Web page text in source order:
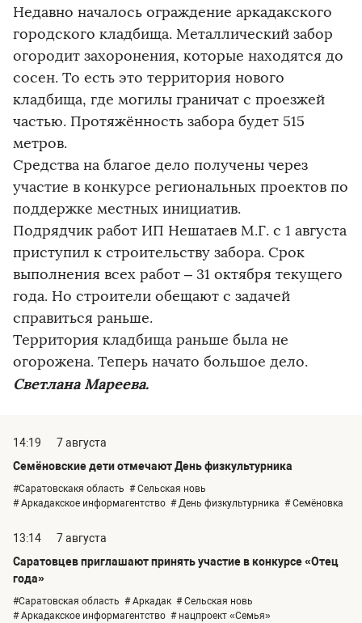
Недавно началось ограждение аркадакского
городского кладбища. Металлический забор
огородит захоронения, которые находятся до
сосен. То есть это территория нового
кладбища, где могилы граничат с проезжей
частью. Протяжённость забора будет 515
метров.
Средства на благое дело получены через
участие в конкурсе региональных проектов по
поддержке местных инициатив.
Подрядчик работ ИП Нешатаев М.Г. с 1 августа
приступил к строительству забора. Срок
выполнения всех работ – 31 октября текущего
года. Но строители обещают с задачей
справиться раньше.
Территория кладбища раньше была не
огорожена. Теперь начато большое дело.
Светлана Мареева.
14:19
7 августа
Семёновские дети отмечают День физкультурника
#Саратовскакя область # Сельская новь
# Аркадакское информагентство # День физкультурника # Семёновка
13:14
7 августа
Саратовцев приглашают принять участие в конкурсе «Отец
года»
#Саратовская область # Аркадак # Сельская новь
# Аркадакское информагентство # нацпроект «Семья»